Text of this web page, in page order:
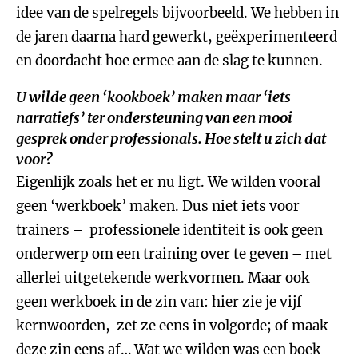
idee van de spelregels bijvoorbeeld. We hebben in
de jaren daarna hard gewerkt, geëxperimenteerd
en doordacht hoe ermee aan de slag te kunnen.
U wilde geen ‘kookboek’ maken maar ‘iets
narratiefs’ ter ondersteuning van een mooi
gesprek onder professionals. Hoe stelt u zich dat
voor?
Eigenlijk zoals het er nu ligt. We wilden vooral
geen ‘werkboek’ maken. Dus niet iets voor
trainers – professionele identiteit is ook geen
onderwerp om een training over te geven – met
allerlei uitgetekende werkvormen. Maar ook
geen werkboek in de zin van: hier zie je vijf
kernwoorden, zet ze eens in volgorde; of maak
deze zin eens af… Wat we wilden was een boek